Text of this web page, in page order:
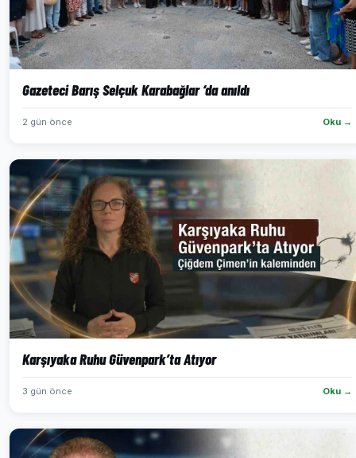
Gazeteci Barış Selçuk Karabağlar ‘da anıldı
2 gün önce Oku →
Karşıyaka Ruhu Güvenpark’ta Atıyor
3 gün önce Oku →